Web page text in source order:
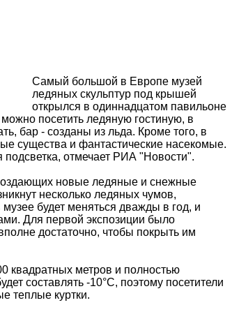
Самый большой в Европе музей
ледяных скульптур под крышей
открылся в одиннадцатом павильоне
посетить ледяную гостиную, в
бар - созданы из льда. Кроме того, в
существа и фантастические насекомые.
подсветка, отмечает РИА "Новости".
новые ледяные и снежные
несколько ледяных чумов,
будет меняться дважды в год, и
Для первой экспозиции было
достаточно, чтобы покрыть им
квадратных метров и полностью
составлять -10°С, поэтому посетители
теплые куртки.